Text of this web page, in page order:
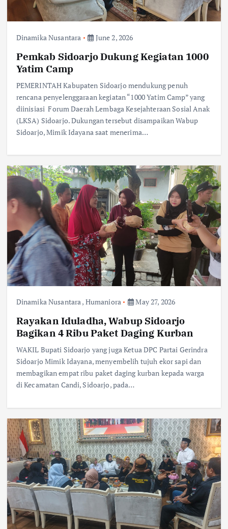
Dinamika Nusantara June 2, 2026
Pemkab Sidoarjo Dukung Kegiatan 1000
Yatim Camp
PEMERINTAH Kabupaten Sidoarjo mendukung penuh
rencana penyelenggaraan kegiatan “1000 Yatim Camp” yang
diinisiasi Forum Daerah Lembaga Kesejahteraan Sosial Anak
(LKSA) Sidoarjo. Dukungan tersebut disampaikan Wabup
Sidoarjo, Mimik Idayana saat menerima…
Dinamika Nusantara, Humaniora May 27, 2026
Rayakan Iduladha, Wabup Sidoarjo
Bagikan 4 Ribu Paket Daging Kurban
WAKIL Bupati Sidoarjo yang juga Ketua DPC Partai Gerindra
Sidoarjo Mimik Idayana, menyembelih tujuh ekor sapi dan
membagikan empat ribu paket daging kurban kepada warga
di Kecamatan Candi, Sidoarjo, pada…